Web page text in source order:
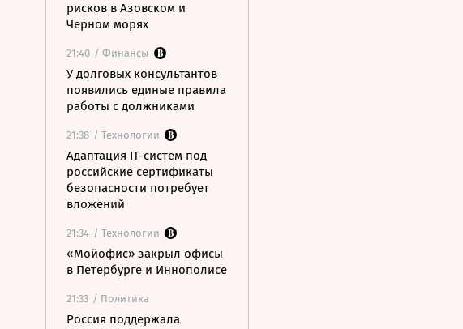
рисков в Азовском и
Черном морях
21:40 / Финансы
У долговых консультантов
появились единые правила
работы с должниками
21:38 / Технологии
Адаптация IT-систем под
российские сертификаты
безопасности потребует
вложений
21:34 / Технологии
«Мойофис» закрыл офисы
в Петербурге и Иннополисе
21:33 / Политика
Россия поддержала